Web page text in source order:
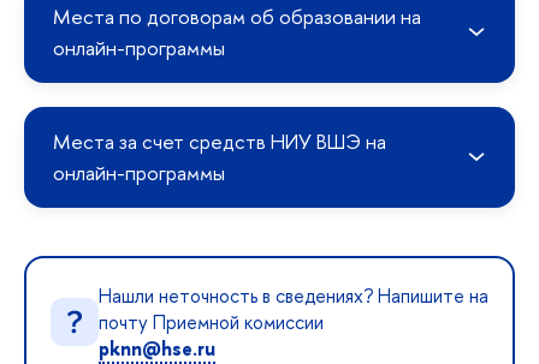
Места по договорам об образовании на
онлайн-программы
Места за счет средств НИУ ВШЭ на
онлайн-программы
Нашли неточность в сведениях? Напишите на
почту Приемной комиссии
pknn@hse.ru